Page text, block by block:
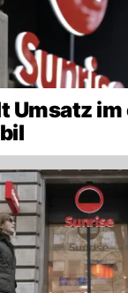
Umsatz